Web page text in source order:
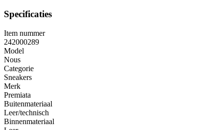
Specificaties
Item nummer
242000289
Model
Nous
Categorie
Sneakers
Merk
Premiata
Buitenmateriaal
Leer/technisch
Binnenmateriaal